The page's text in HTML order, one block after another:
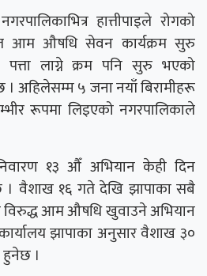
हात्तीपाइले रोगको
आम औषधि सेवन कार्यक्रम सुरु
पत्ता लाग्ने क्रम पनि सुरु भएको
अहिलेसम्म ५ जना नयाँ बिरामीहरू
रूपमा लिइएको नगरपालिकाले
निवारण १३ औँ अभियान केही दिन
। वैशाख १६ गते देखि झापाका सबै
विरुद्ध आम औषधि खुवाउने अभियान
झापाका अनुसार वैशाख ३०
।